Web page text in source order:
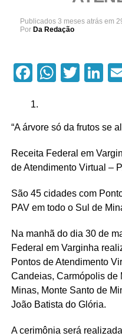
Publicados 3 meses atrás em
Por Da Redação
Facebook
“A árvore só da frutos se
Receita Federal em
de Atendimento Virtual –
São 45 cidades com
PAV em todo o Sul de
Na manhã do dia 30 de
Federal em Varginha
Pontos de Atendimento
Candeias, Carmópolis de
Minas, Monte Santo de
João Batista do Glória.
A cerimônia será